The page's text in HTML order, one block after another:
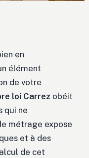
en
élément
de votre
loi Carrez obéit
qui ne
métrage expose
et à des
de cet